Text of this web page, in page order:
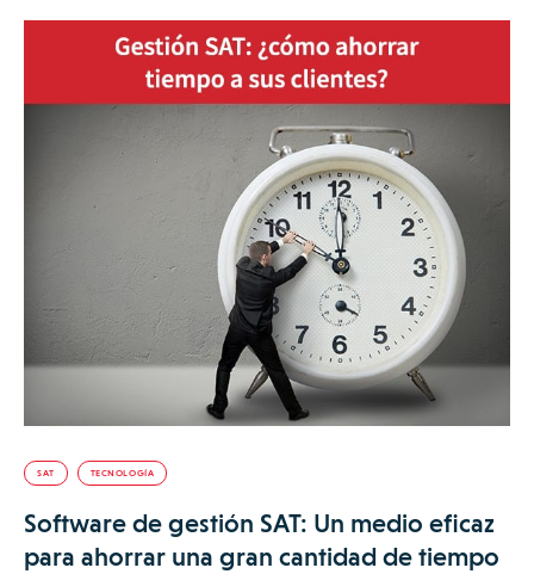
SAT TECNOLOGÍA
Software de gestión SAT: Un medio eficaz
para ahorrar una gran cantidad de tiempo